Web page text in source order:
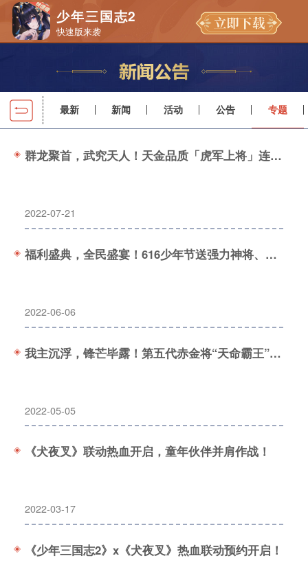
少年三国志2
快速版来袭
最新 新闻 活动 公告 专题
群龙聚首，武究天人！天金品质「虎军上将」连携战团冲锋！
2022-07-21
福利盛典，全民盛宴！616少年节送强力神将、神兵、称号~
2022-06-06
我主沉浮，锋芒毕露！第五代赤金将“天命霸王”强势登场！
2022-05-05
《犬夜叉》联动热血开启，童年伙伴并肩作战！
2022-03-17
《少年三国志2》x《犬夜叉》热血联动预约开启！